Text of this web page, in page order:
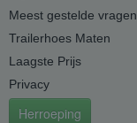
Meest gestelde vragen
Trailerhoes Maten
Laagste Prijs
Privacy
Herroeping